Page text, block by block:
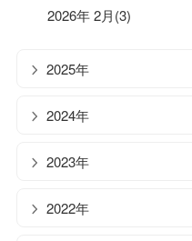
2026年 2月(3)
2025年
2024年
2023年
2022年